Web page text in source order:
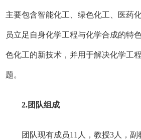
主要包含智能化工、绿色化工、医药
员立足自身化学工程与化学合成的特
色化工的新技术，并用于解决化学工
题。
2.团队组成
团队现有成员11人，教授3人，副